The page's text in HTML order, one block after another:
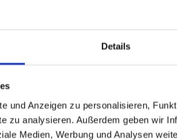
Details
und Anzeigen zu personalisieren,
zu analysieren. Außerdem geben wir
Medien, Werbung und Analysen
Salate und gemischtes Gemüse,
die Angaben auf den
so dass es zu Abweichungen
in unserem Shop sowie
kann. Wir empfehlen vor dem
zu überprüfen.